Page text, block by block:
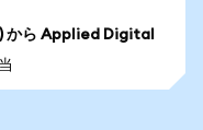
から Applied Digital